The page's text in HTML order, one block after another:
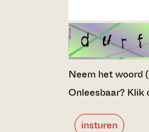
Neem het woord
Onleesbaar? Klik
insturen